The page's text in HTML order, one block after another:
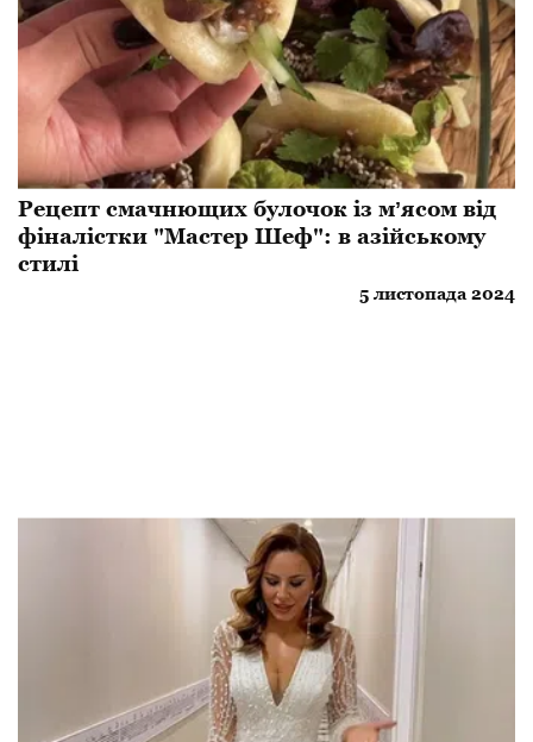
Рецепт смачнющих булочок із мʼясом від
фіналістки "Мастер Шеф": в азійському
стилі
5 листопада 2024